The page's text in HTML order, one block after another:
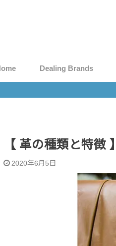
Dealing Brands
【 革の種類と特徴 】
2020年6月5日